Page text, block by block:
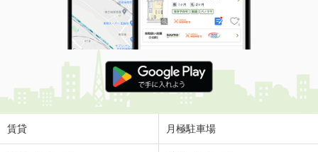
賃貸 月極駐車場